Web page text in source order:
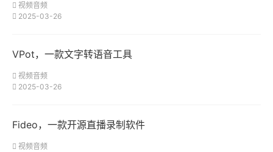
视频音频
2025-03-26
VPot，一款文字转语音工具
视频音频
2025-03-26
Fideo，一款开源直播录制软件
视频音频